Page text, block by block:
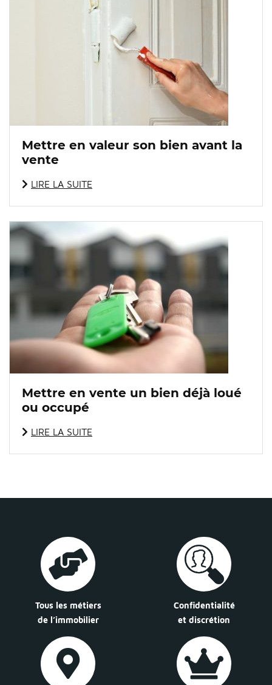
Mettre en valeur son bien avant la
vente
LIRE LA SUITE
Mettre en vente un bien déjà loué
ou occupé
LIRE LA SUITE
Tous les métiers
de l’immobilier
Confidentialité
et discrétion